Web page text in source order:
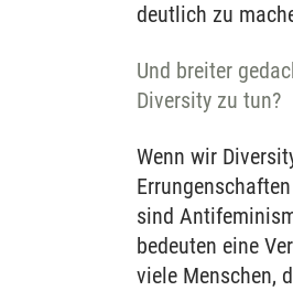
deutlich zu
Und breiter
Diversity zu tun?
Wenn wir
sind
bedeuten eine
viele Menschen,